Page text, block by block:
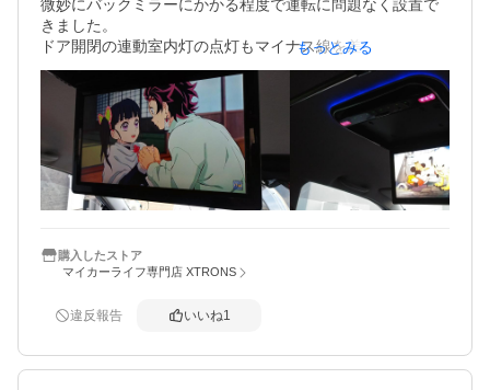
微妙にバックミラーにかかる程度で運転に問題なく設置で
きました。
ドア開閉の連動室内灯の点灯もマイナス線を差し込み簡単
にできますが気持ち暗いです。
純正の7インチから画面が大きくなり画質もより綺麗に。
ＴV放送からＰC処理した毀滅動画をＵSBに入れこのモニタ
ーで問題なく映りました。
イルミネーションの色の選択、OFFもOK。
イグニッション連動の自動ＯＮ,ＯFF及び視聴途中からの再
生が便利。
老眼進んでる自分的にはモニターは夜間、光量が強く感
車のライトＯNと共に自動で光量落ちる機能が欲しいところ
です。。。
す。
あれば便利。
もっとみる
購入したストア
マイカーライフ専門店 XTRONS
違反報告 いいね1